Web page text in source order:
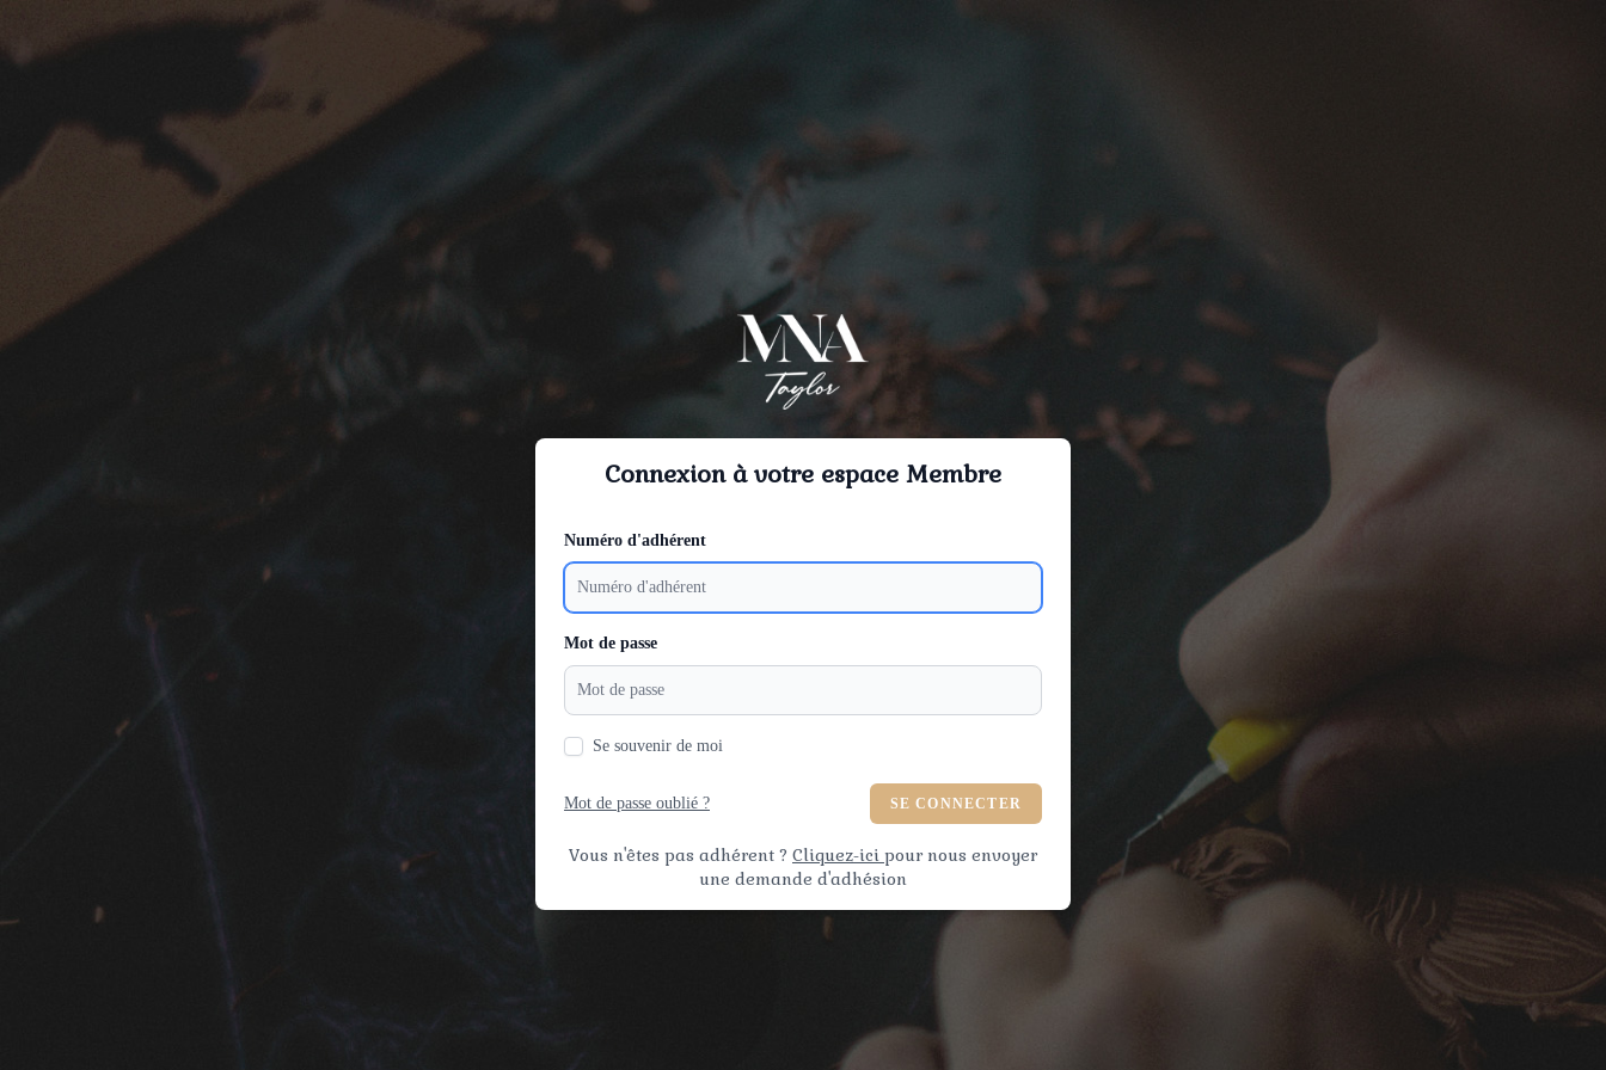
Connexion à votre espace Membre
Numéro d'adhérent
Mot de passe
Se souvenir de moi
Mot de passe oublié ? SE CONNECTER
Vous n'êtes pas adhérent ? Cliquez-ici pour nous envoyer
une demande d'adhésion